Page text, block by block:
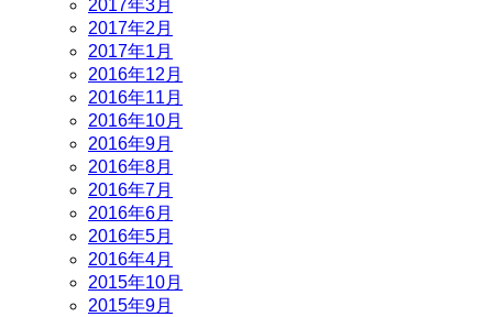
2017年3月
2017年2月
2017年1月
2016年12月
2016年11月
2016年10月
2016年9月
2016年8月
2016年7月
2016年6月
2016年5月
2016年4月
2015年10月
2015年9月